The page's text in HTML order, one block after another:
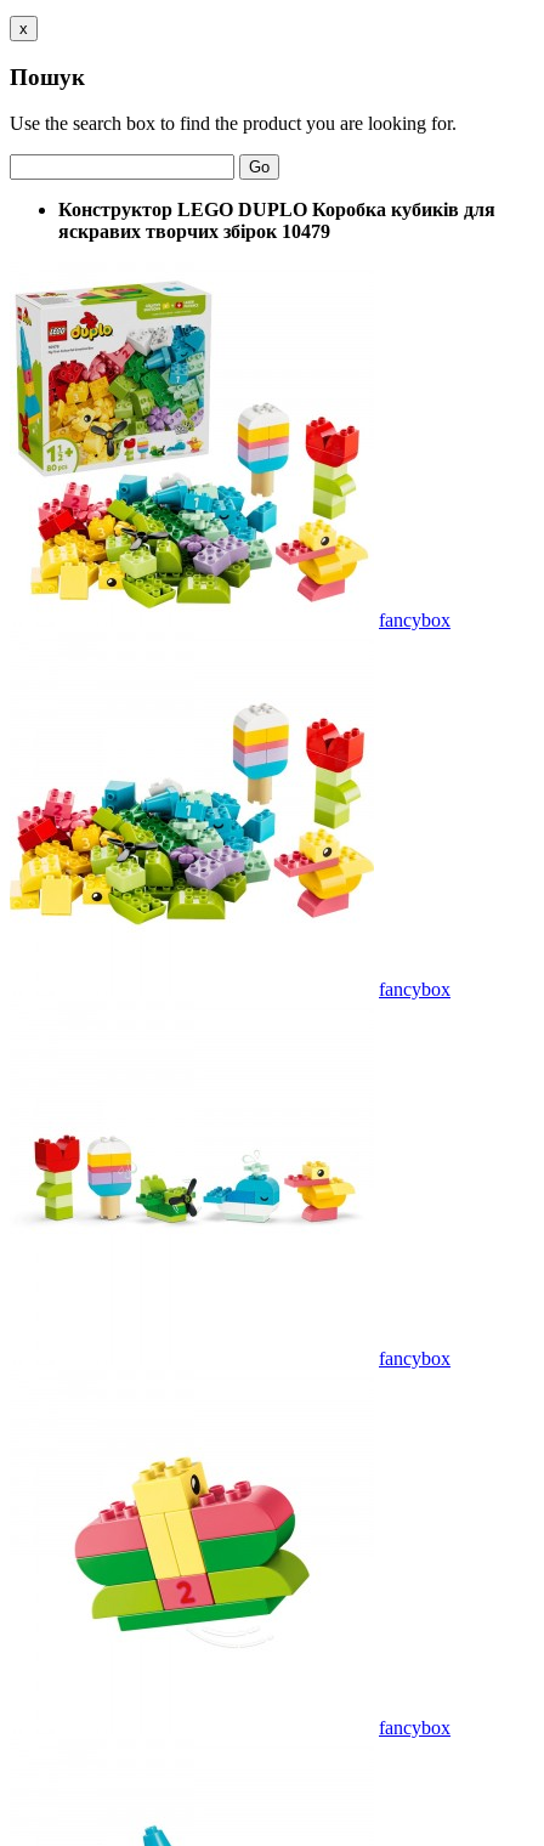
x
Пошук
Use the search box to find the product you are looking for.
Go
Конструктор LEGO DUPLO Коробка кубиків для
яскравих творчих збірок 10479
fancybox
fancybox
fancybox
fancybox